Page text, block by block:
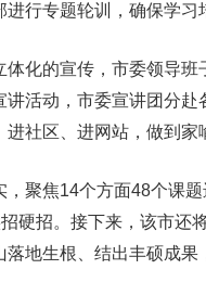
行专题轮训，确保学习
的宣传，市委领导班
活动，市委宣讲团分赴
社区、进网站，做到家
焦14个方面48个课题
硬招。接下来，该市还
地生根、结出丰硕成